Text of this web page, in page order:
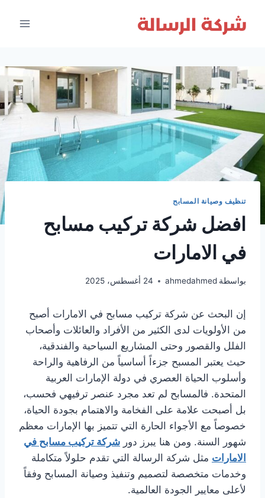
تنظيف وصيانة المسابح
افضل شركة تركيب مسابح
في الامارات
بواسطة ahmedahmed 24 أغسطس، 2025
إن البحث عن شركة تركيب مسابح في الامارات أصبح
من الأولويات لدى الكثير من الأفراد والعائلات وأصحاب
الفلل والقصور وحتى المشاريع السياحية والفندقية،
حيث يعتبر المسبح جزءاً أساسياً من الرفاهية والراحة
وأسلوب الحياة العصري في دولة الإمارات العربية
المتحدة. فالمسابح لم تعد مجرد عنصر ترفيهي فحسب،
بل أصبحت علامة على الفخامة والاهتمام بجودة الحياة،
خصوصاً مع الأجواء الحارة التي تتميز بها الإمارات معظم
شهور السنة. ومن هنا يبرز دور شركة تركيب مسابح في
الامارات مثل شركة الرسالة التي تقدم حلولاً متكاملة
وخدمات متخصصة لتصميم وتنفيذ وصيانة المسابح وفقاً
لأعلى معايير الجودة العالمية.